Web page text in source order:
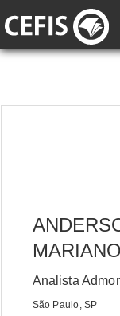
MARIANO
Analista
São Paulo, SP